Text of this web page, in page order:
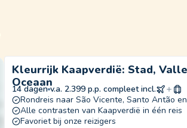
Meest gekozen!
Kleurrijk Kaapverdië: Stad,
Oceaan
14 dagen v.a. 2.399 p.p. compleet incl.
Rondreis naar São Vicente, Santo Antão
Alle contrasten van Kaapverdië in één reis
Favoriet bij onze reizigers